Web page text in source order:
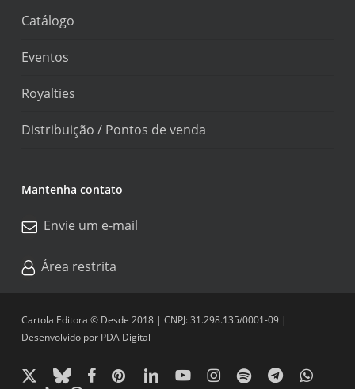
Catálogo
Eventos
Royalties
Distribuição / Pontos de venda
Mantenha contato
Envie um e-mail
Área restrita
Cartola Editora © Desde 2018 | CNPJ: 31.298.135/0001-09 |
Desenvolvido por PDA Digital
x-
bluesky facebookpinterestlinkedinyoutubeinstagram
spotify telegramwhatsapp